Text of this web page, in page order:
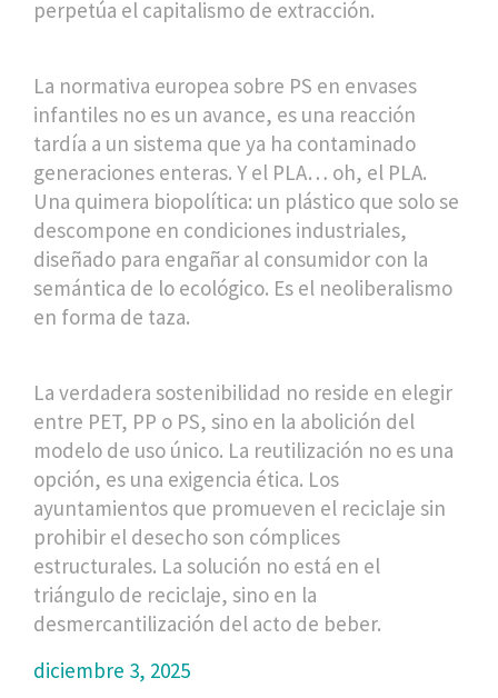
perpetúa el capitalismo de extracción.
La normativa europea sobre PS en envases
infantiles no es un avance, es una reacción
tardía a un sistema que ya ha contaminado
generaciones enteras. Y el PLA… oh, el PLA.
Una quimera biopolítica: un plástico que solo se
descompone en condiciones industriales,
diseñado para engañar al consumidor con la
semántica de lo ecológico. Es el neoliberalismo
en forma de taza.
La verdadera sostenibilidad no reside en elegir
entre PET, PP o PS, sino en la abolición del
modelo de uso único. La reutilización no es una
opción, es una exigencia ética. Los
ayuntamientos que promueven el reciclaje sin
prohibir el desecho son cómplices
estructurales. La solución no está en el
triángulo de reciclaje, sino en la
desmercantilización del acto de beber.
diciembre 3, 2025